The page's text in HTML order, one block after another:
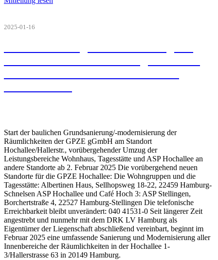
2025-01-16
Start der baulichen Grundsanierung/-modernisierung der
Räumlichkeiten der GPZE gGmbH am Standort
Hochallee/Hallerstr., vorübergehender Umzug der
Leistungsbereiche Wohnhaus, Tagesstätte und ASP Hochallee an
andere Standorte ab 2. Februar 2025 Die vorübergehend neuen
Standorte für die GPZE Hochallee: Die Wohngruppen und die
Tagesstätte: Albertinen Haus, Sellhopsweg 18-22, 22459 Hamburg-
Schnelsen ASP Hochallee und Café Hoch 3: ASP Stellingen,
Borchertstraße 4, 22527 Hamburg-Stellingen Die telefonische
Erreichbarkeit bleibt unverändert: 040 41531-0 Seit längerer Zeit
angestrebt und nunmehr mit dem DRK LV Hamburg als
Eigentümer der Liegenschaft abschließend vereinbart, beginnt im
Februar 2025 eine umfassende Sanierung und Modernisierung aller
Innenbereiche der Räumlichkeiten in der Hochallee 1-
3/Hallerstrasse 63 in 20149 Hamburg.